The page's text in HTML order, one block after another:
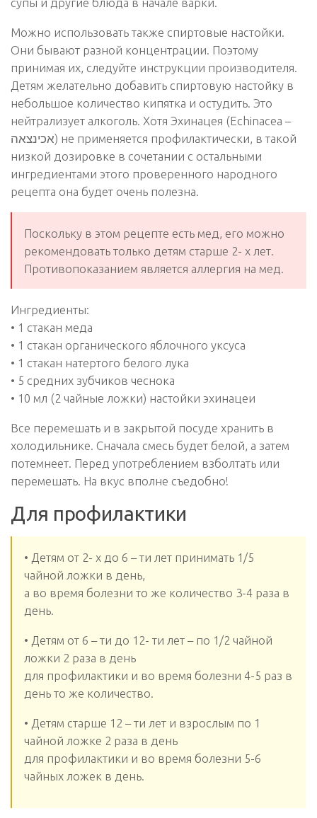
супы и другие блюда в начале варки.
Можно использовать также спиртовые настойки.
Они бывают разной концентрации. Поэтому
принимая их, следуйте инструкции производителя.
Детям желательно добавить спиртовую настойку в
небольшое количество кипятка и остудить. Это
нейтрализует алкоголь. Хотя Эхинацея (Echinacea –
אכינצאה) не применяется профилактически, в такой
низкой дозировке в сочетании с остальными
ингредиентами этого проверенного народного
рецепта она будет очень полезна.
Поскольку в этом рецепте есть мед, его можно
рекомендовать только детям старше 2- х лет.
Противопоказанием является аллергия на мед.
Ингредиенты:
• 1 стакан меда
• 1 стакан органического яблочного уксуса
• 1 стакан натертого белого лука
• 5 средних зубчиков чеснока
• 10 мл (2 чайные ложки) настойки эхинацеи
Все перемешать и в закрытой посуде хранить в
холодильнике. Сначала смесь будет белой, а затем
потемнеет. Перед употреблением взболтать или
перемешать. На вкус вполне съедобно!
Для профилактики
• Детям от 2- х до 6 – ти лет принимать 1/5
чайной ложки в день,
а во время болезни то же количество 3-4 раза в
день.
• Детям от 6 – ти до 12- ти лет – по 1/2 чайной
ложки 2 раза в день
для профилактики и во время болезни 4-5 раз в
день то же количество.
• Детям старше 12 – ти лет и взрослым по 1
чайной ложке 2 раза в день
для профилактики и во время болезни 5-6
чайных ложек в день.